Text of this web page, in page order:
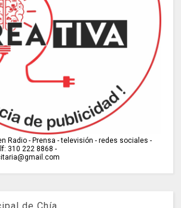
Radio - Prensa - televisión - redes sociales -
310 222 8868 -
de Chía